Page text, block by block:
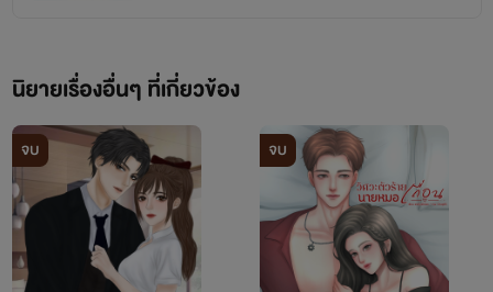
นิยายเรื่องอื่นๆ ที่เกี่ยวข้อง
จบ จบ